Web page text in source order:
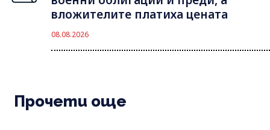
вложителите платиха цената
08.08.2026
Прочети още